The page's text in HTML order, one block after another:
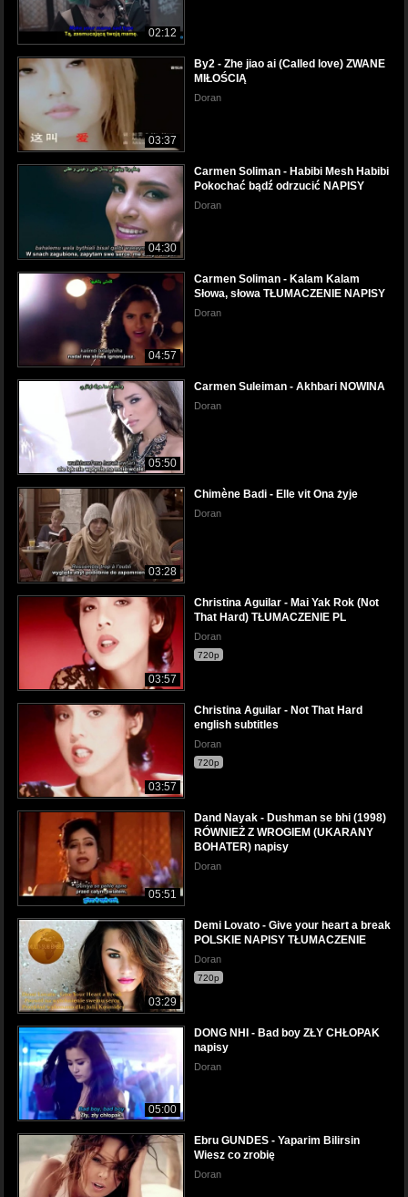
02:12
03:37
By2 - Zhe jiao ai (Called love) ZWANE
MIŁOŚCIĄ
Doran
04:30
Carmen Soliman - Habibi Mesh Habibi
Pokochać bądź odrzucić NAPISY
Doran
04:57
Carmen Soliman - Kalam Kalam
Słowa, słowa TŁUMACZENIE NAPISY
Doran
05:50
Carmen Suleiman - Akhbari NOWINA
Doran
03:28
Chimène Badi - Elle vit Ona żyje
Doran
03:57
Christina Aguilar - Mai Yak Rok (Not
That Hard) TŁUMACZENIE PL
Doran
720p
03:57
Christina Aguilar - Not That Hard
english subtitles
Doran
720p
05:51
Dand Nayak - Dushman se bhi (1998)
RÓWNIEŻ Z WROGIEM (UKARANY
BOHATER) napisy
Doran
03:29
Demi Lovato - Give your heart a break
POLSKIE NAPISY TŁUMACZENIE
Doran
720p
05:00
DONG NHI - Bad boy ZŁY CHŁOPAK
napisy
Doran
Ebru GUNDES - Yaparim Bilirsin
Wiesz co zrobię
Doran